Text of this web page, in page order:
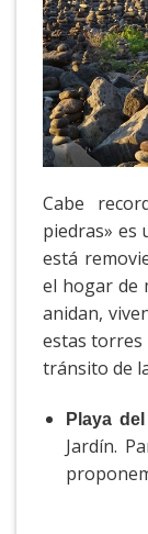
Cabe
piedras» es
está
el hogar de
anidan,
estas torres
tránsito de
Playa
Jardín.